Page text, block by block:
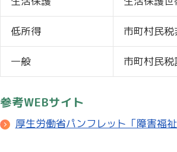
低所得 市町村民
一般 市町村民
参考WEBサイト
厚生労働省パンフレット「障害福